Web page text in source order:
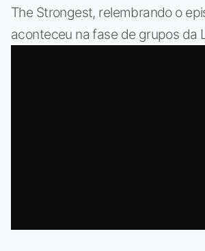
The Strongest, relembrando o
aconteceu na fase de grupos da